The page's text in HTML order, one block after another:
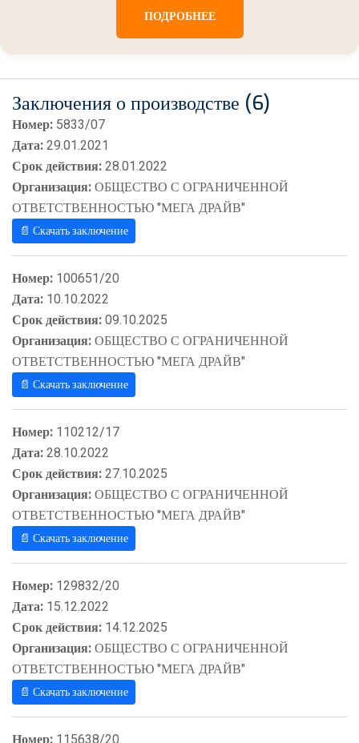
ПОДРОБНЕЕ
Заключения о производстве (6)
Номер: 5833/07
Дата:29.01.2021
Срок действия:28.01.2022
Организация:ОБЩЕСТВО С ОГРАНИЧЕННОЙ
ОТВЕТСТВЕННОСТЬЮ "МЕГА ДРАЙВ"
📄 Скачать заключение
Номер: 100651/20
Дата: 10.10.2022
Срок действия:09.10.2025
Организация:ОБЩЕСТВО С ОГРАНИЧЕННОЙ
ОТВЕТСТВЕННОСТЬЮ "МЕГА ДРАЙВ"
📄 Скачать заключение
Номер: 110212/17
Дата:28.10.2022
Срок действия:27.10.2025
Организация:ОБЩЕСТВО С ОГРАНИЧЕННОЙ
ОТВЕТСТВЕННОСТЬЮ "МЕГА ДРАЙВ"
📄 Скачать заключение
Номер: 129832/20
Дата: 15.12.2022
Срок действия: 14.12.2025
Организация:ОБЩЕСТВО С ОГРАНИЧЕННОЙ
ОТВЕТСТВЕННОСТЬЮ "МЕГА ДРАЙВ"
📄 Скачать заключение